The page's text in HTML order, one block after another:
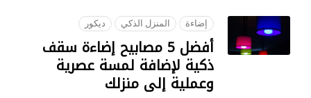
إضاءة المنزل الذكي ديكور
أفضل 5 مصابيح إضاءة سقف
ذكية لإضافة لمسة عصرية
وعملية إلى منزلك